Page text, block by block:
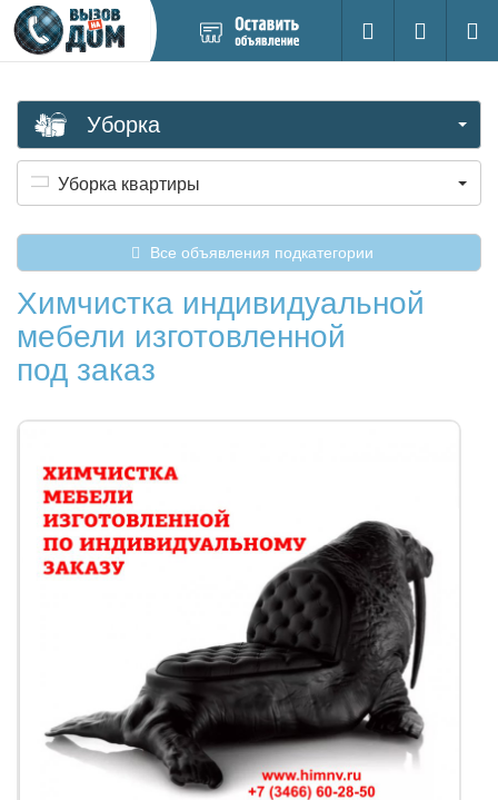
новое
Поиск
Вход на
Уборка
Уборка квартиры
Все объявления подкатегории
Химчистка индивидуальной
мебели изготовленной
под заказ